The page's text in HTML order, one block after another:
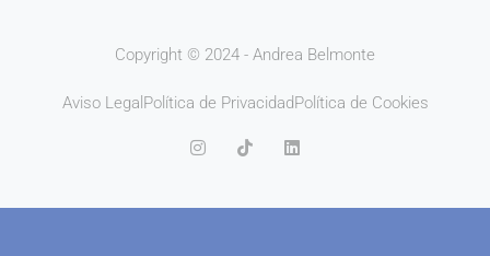
Copyright © 2024 - Andrea Belmonte
Aviso Legal Política de PrivacidadPolítica de Cookies